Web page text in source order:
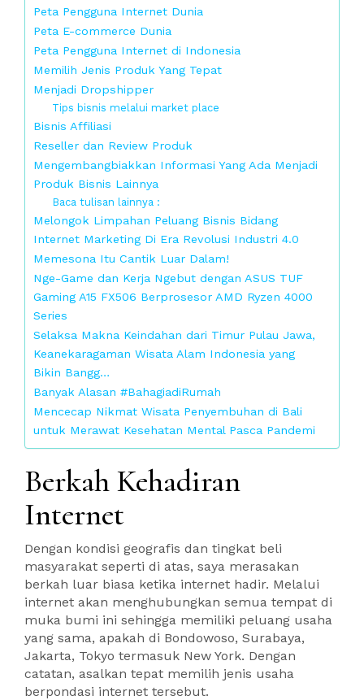
Peta Pengguna Internet Dunia
Peta E-commerce Dunia
Peta Pengguna Internet di Indonesia
Memilih Jenis Produk Yang Tepat
Menjadi Dropshipper
Tips bisnis melalui market place
Bisnis Affiliasi
Reseller dan Review Produk
Mengembangbiakkan Informasi Yang Ada Menjadi
Produk Bisnis Lainnya
Baca tulisan lainnya :
Melongok Limpahan Peluang Bisnis Bidang
Internet Marketing Di Era Revolusi Industri 4.0
Memesona Itu Cantik Luar Dalam!
Nge-Game dan Kerja Ngebut dengan ASUS TUF
Gaming A15 FX506 Berprosesor AMD Ryzen 4000
Series
Selaksa Makna Keindahan dari Timur Pulau Jawa,
Keanekaragaman Wisata Alam Indonesia yang
Bikin Bangg…
Banyak Alasan #BahagiadiRumah
Mencecap Nikmat Wisata Penyembuhan di Bali
untuk Merawat Kesehatan Mental Pasca Pandemi
Berkah Kehadiran
Internet
Dengan kondisi geografis dan tingkat beli
masyarakat seperti di atas, saya merasakan
berkah luar biasa ketika internet hadir. Melalui
internet akan menghubungkan semua tempat di
muka bumi ini sehingga memiliki peluang usaha
yang sama, apakah di Bondowoso, Surabaya,
Jakarta, Tokyo termasuk New York. Dengan
catatan, asalkan tepat memilih jenis usaha
berpondasi internet tersebut.